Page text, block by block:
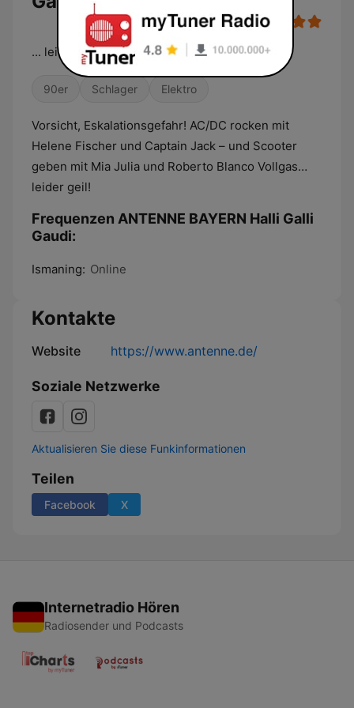
... leider geil!
90er Schlager Elektro
Vorsicht, Eskalationsgefahr! AC/DC rocken mit
Helene Fischer und Captain Jack – und Scooter
geben mit Mia Julia und Roberto Blanco Vollgas…
leider geil!
Frequenzen ANTENNE BAYERN Halli Galli
Gaudi:
Ismaning: Online
Kontakte
Website https://www.antenne.de/
Soziale Netzwerke
Aktualisieren Sie diese Funkinformationen
Teilen
Facebook X
Internetradio Hören
Radiosender und Podcasts